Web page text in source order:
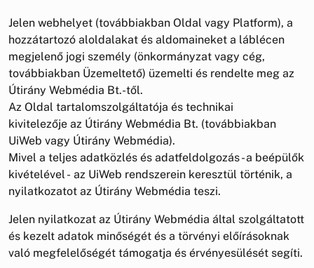
Jelen webhelyet (továbbiakban Oldal vagy Platform), a
hozzátartozó aloldalakat és aldomaineket a láblécen
megjelenő jogi személy (önkormányzat vagy cég,
továbbiakban Üzemeltető) üzemelti és rendelte meg az
Útirány Webmédia Bt.-től.
Az Oldal tartalomszolgáltatója és technikai
kivitelezője az Útirány Webmédia Bt. (továbbiakban
UiWeb vagy Útirány Webmédia).
Mivel a teljes adatközlés és adatfeldolgozás - a beépülők
kivételével - az UiWeb rendszerein keresztül történik, a
nyilatkozatot az Útirány Webmédia teszi.
Jelen nyilatkozat az Útirány Webmédia által szolgáltatott
és kezelt adatok minőségét és a törvényi előírásoknak
való megfelelőségét támogatja és érvényesülését segíti.